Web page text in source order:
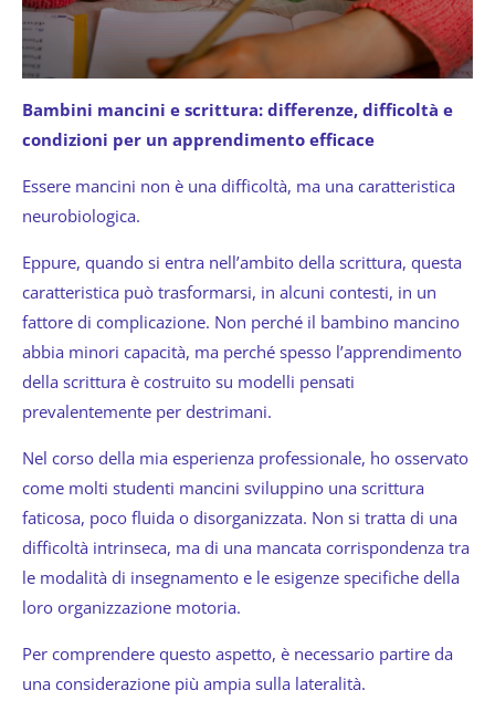
Bambini mancini e scrittura: differenze, difficoltà e
condizioni per un apprendimento efficace
Essere mancini non è una difficoltà, ma una caratteristica
neurobiologica.
Eppure, quando si entra nell’ambito della scrittura, questa
caratteristica può trasformarsi, in alcuni contesti, in un
fattore di complicazione. Non perché il bambino mancino
abbia minori capacità, ma perché spesso l’apprendimento
della scrittura è costruito su modelli pensati
prevalentemente per destrimani.
Nel corso della mia esperienza professionale, ho osservato
come molti studenti mancini sviluppino una scrittura
faticosa, poco fluida o disorganizzata. Non si tratta di una
difficoltà intrinseca, ma di una mancata corrispondenza tra
le modalità di insegnamento e le esigenze specifiche della
loro organizzazione motoria.
Per comprendere questo aspetto, è necessario partire da
una considerazione più ampia sulla lateralità.